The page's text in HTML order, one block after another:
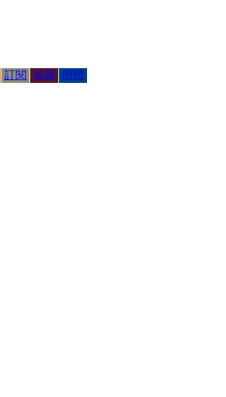
訂閱 地圖 簡體